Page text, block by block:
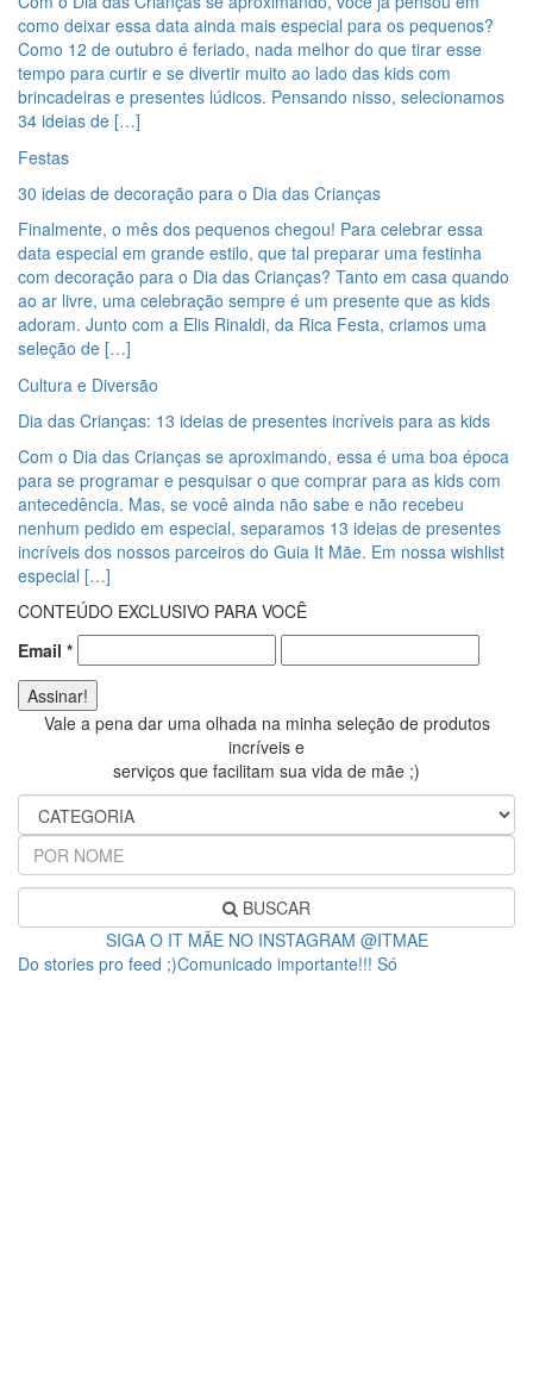
como deixar essa data ainda mais especial para os pequenos?
Como 12 de outubro é feriado, nada melhor do que tirar esse
tempo para curtir e se divertir muito ao lado das kids com
brincadeiras e presentes lúdicos. Pensando nisso, selecionamos
34 ideias de […]
Festas
30 ideias de decoração para o Dia das Crianças
Finalmente, o mês dos pequenos chegou! Para celebrar essa
data especial em grande estilo, que tal preparar uma festinha
com decoração para o Dia das Crianças? Tanto em casa quando
ao ar livre, uma celebração sempre é um presente que as kids
adoram. Junto com a Elis Rinaldi, da Rica Festa, criamos uma
seleção de […]
Cultura e Diversão
Dia das Crianças: 13 ideias de presentes incríveis para as kids
Com o Dia das Crianças se aproximando, essa é uma boa época
para se programar e pesquisar o que comprar para as kids com
antecedência. Mas, se você ainda não sabe e não recebeu
nenhum pedido em especial, separamos 13 ideias de presentes
incríveis dos nossos parceiros do Guia It Mãe. Em nossa wishlist
especial […]
CONTEÚDO EXCLUSIVO PARA VOCÊ
Email *
Vale a pena dar uma olhada na minha seleção de produtos
incríveis e
serviços que facilitam sua vida de mãe ;)
BUSCAR
SIGA O IT MÃE NO INSTAGRAM @ITMAE
Do stories pro feed ;)Comunicado importante!!! Só